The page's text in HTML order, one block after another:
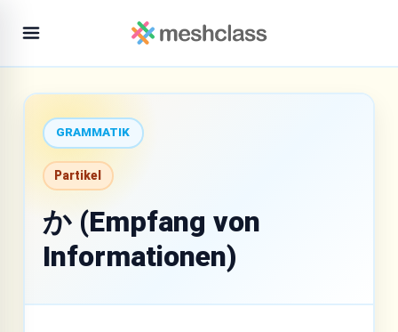
GRAMMATIK
Partikel
か (Empfang von
Informationen)